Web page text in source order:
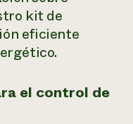
kit de
eficiente
el control de